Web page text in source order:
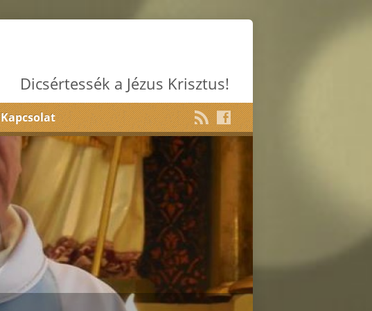
Dicsértessék a Jézus Krisztus!
Kapcsolat